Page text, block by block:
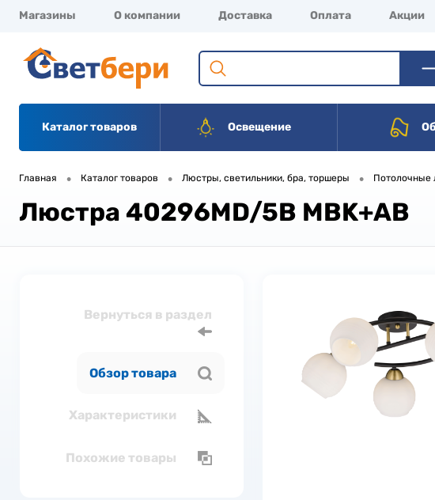
Магазины О компании Доставка Оплата Акции
Каталог товаров Освещение
Главная • Каталог товаров • Люстры, светильники, бра, торшеры • Потолочные
Люстра 40296MD/5B MBK+AB
Вернуться в раздел
Обзор товара
Характеристики
Похожие товары